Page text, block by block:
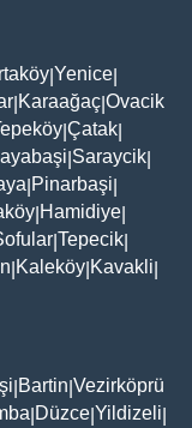
Yenice
Karaağaç Ovacik
Çatak
Saraycik
Pinarbaşi
Hamidiye
Tepecik
Kaleköy Kavakli
Bartin Vezirköprü
Düzce Yildizeli